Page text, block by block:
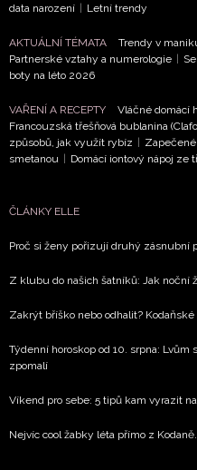
NEWSLETTER
Přihlášením k newsletteru
podmínkami
Vašimi údaji pracovat
informace od našich
zpracováním údajů k
data narození | Letní trendy
AKTUÁLNÍ TÉMATA Trendy v
Partnerské vztahy a numerologie |
boty na léto 2026
VAŘENÍ A RECEPTY Vláčné domácí
Francouzská třešňová bublanina
způsobů, jak využít rybíz |
smetanou | Domácí iontový nápoj ze
ČLÁNKY ELLE
Proč si ženy pořizují druhý zásnubní
Z klubu do našich šatníků: Jak noční
Zakrýt bříško nebo odhalit?
Týdenní horoskop od 10. srpna: Lvům
zpomalí
Víkend pro sebe: 5 tipů kam vyrazit
Nejvíc cool žabky léta přímo z